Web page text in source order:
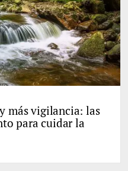
más vigilancia: las
para cuidar la